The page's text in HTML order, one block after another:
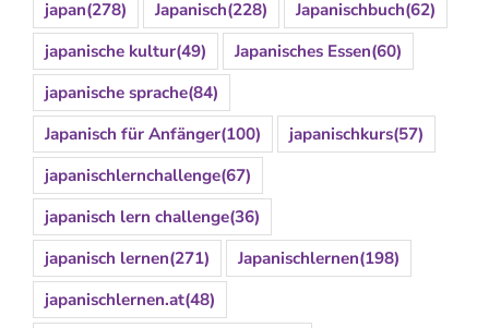
japan(278) Japanisch(228) Japanischbuch(62)
japanische kultur(49) Japanisches Essen(60)
japanische sprache(84)
Japanisch für Anfänger(100) japanischkurs(57)
japanischlernchallenge(67)
japanisch lern challenge(36)
japanisch lernen(271) Japanischlernen(198)
japanischlernen.at(48)